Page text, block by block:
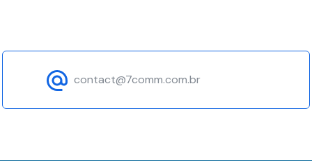
contact@7comm.com.br